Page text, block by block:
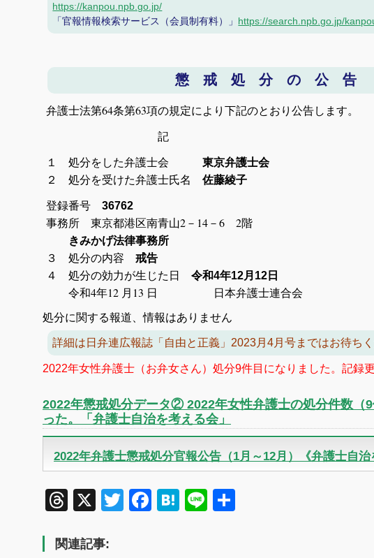
https://kanpou.npb.go.jp/
「官報情報検索サービス（会員制有料）」 https://search.npb.go.jp/
懲 戒 処 分 の 公 告
弁護士法第64条第63項の規定により下記のとおり公告します。
記
１ 処分をした弁護士会
東京弁護士会
２ 処分を受けた弁護士氏名 佐藤綾子
登録番号 36762
事務所 東京都港区南青山2－14－6 2
きみかげ法律事務所
３ 処分の内容 戒告
４ 処分の効力が生じた日 令和4年12月12日
令和4年12 月13 日 日本弁護士連合会
処分に関する報道、情報はありません
詳細は日弁連広報誌「自由と正義」2023月4月号まではお待ち
2022年女性弁護士（お弁女さん）処分9件目になりました。記録更
2022年懲戒処分データ② 2022年女性弁護士の処分件数（
った。「弁護士自治を考える会」
2022年弁護士懲戒処分官報公告（1月～12月）《弁護士自治
Threads
X Twitter
Facebook
Hatena
Line
関連記事: